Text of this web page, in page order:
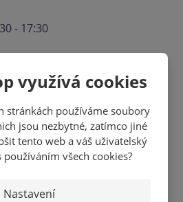
využívá cookies
stránkách používáme soubory
jsou nezbytné, zatímco jiné
tento web a váš uživatelský
používáním všech cookies?
Nastavení
- 17:30